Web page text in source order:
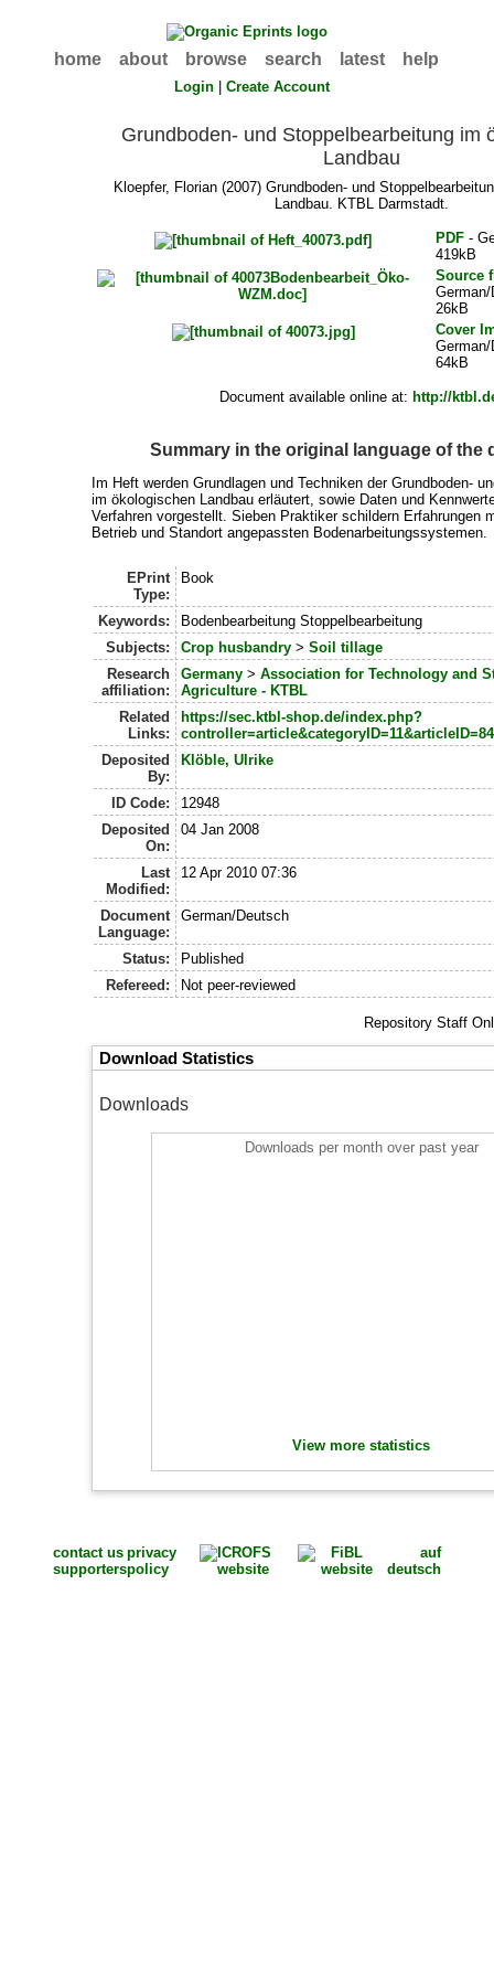
home about browse search latest help
Login |Create Account
Grundboden- und Stoppelbearbeitung im
Landbau
Kloepfer, Florian(2007) Grundboden- und
Landbau. KTBL Darmstadt.
PDF -
419kB
Source
26kB
Cover
64kB
Document available online at: http://
Summary in the original language of the
Im Heft werden Grundlagen und Techniken der Grundboden-
im ökologischen Landbau erläutert, sowie Daten und
Verfahren vorgestellt. Sieben Praktiker schildern Erfahrungen
Betrieb und Standort angepassten Bodenarbeitungssystemen.
EPrint
Type:
Book
Keywords:
Bodenbearbeitung Stoppelbearbeitung
Subjects:
Crop husbandry> Soil tillage
Research
affiliation:
Germany> Association for Technology and
Agriculture - KTBL
Related
Links:
https://sec.ktbl-shop.de/index.php?
Deposited
By:
Klöble, Ulrike
ID Code:
12948
Deposited
On:
04 Jan 2008
Last
Modified:
12 Apr 2010 07:36
Document
Language:
German/Deutsch
Status:
Published
Refereed:
Not peer-reviewed
Repository Staff
Download Statistics
Downloads
Downloads per month over past year
View more statistics
contact us
supporters
privacy
policy
auf
deutsch